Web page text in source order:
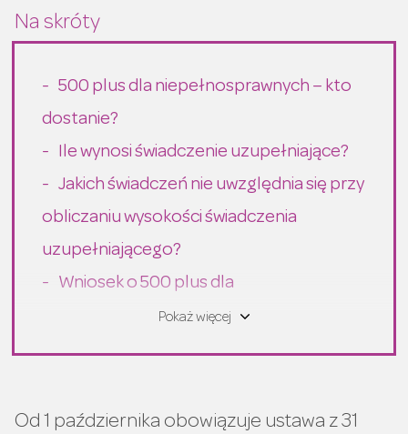
500 plus dla niepełnosprawnych – kto
dostanie?
Ile wynosi świadczenie uzupełniające?
Jakich świadczeń nie uwzględnia się przy
obliczaniu wysokości świadczenia
uzupełniającego?
Wniosek o 500 plus dla
niepełnosprawnych
Załączniki do wniosku o 500 plus dla
Ile się czeka na decyzję ZUS o
Pokaż więcej
Od 1 października obowiązuje ustawa z 31